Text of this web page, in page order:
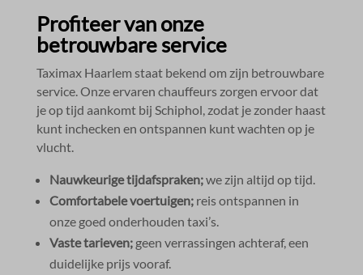
Profiteer van onze
betrouwbare service
Taximax Haarlem staat bekend om zijn betrouwbare
service.​ Onze ervaren chauffeurs zorgen ervoor dat
je op tijd aankomt bij Schiphol, zodat je zonder haast
kunt inchecken en ontspannen kunt wachten op je
vlucht.​
Nauwkeurige tijdafspraken;we zijn altijd op tijd.​
Comfortabele voertuigen;reis ontspannen in
onze goed onderhouden taxi’s.​
Vaste tarieven;geen verrassingen achteraf, een
duidelijke prijs vooraf.​